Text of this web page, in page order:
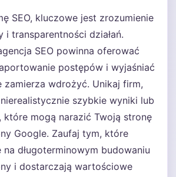
SEO, kluczowe jest zrozumienie
i transparentności działań.
SEO powinna oferować
postępów i wyjaśniać
zamierza wdrożyć. Unikaj firm,
szybkie wyniki lub
które mogą narazić Twoją stronę
Google. Zaufaj tym, które
na długoterminowym budowaniu
i dostarczają wartościowe